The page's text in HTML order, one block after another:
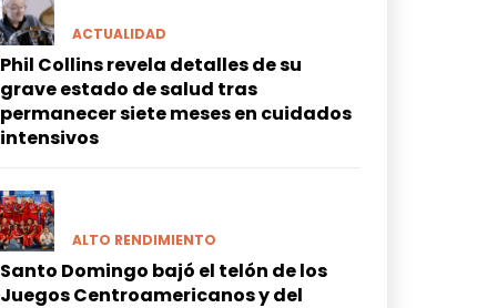
ACTUALIDAD
Phil Collins revela detalles de su
grave estado de salud tras
permanecer siete meses en cuidados
intensivos
ALTO RENDIMIENTO
Santo Domingo bajó el telón de los
Juegos Centroamericanos y del